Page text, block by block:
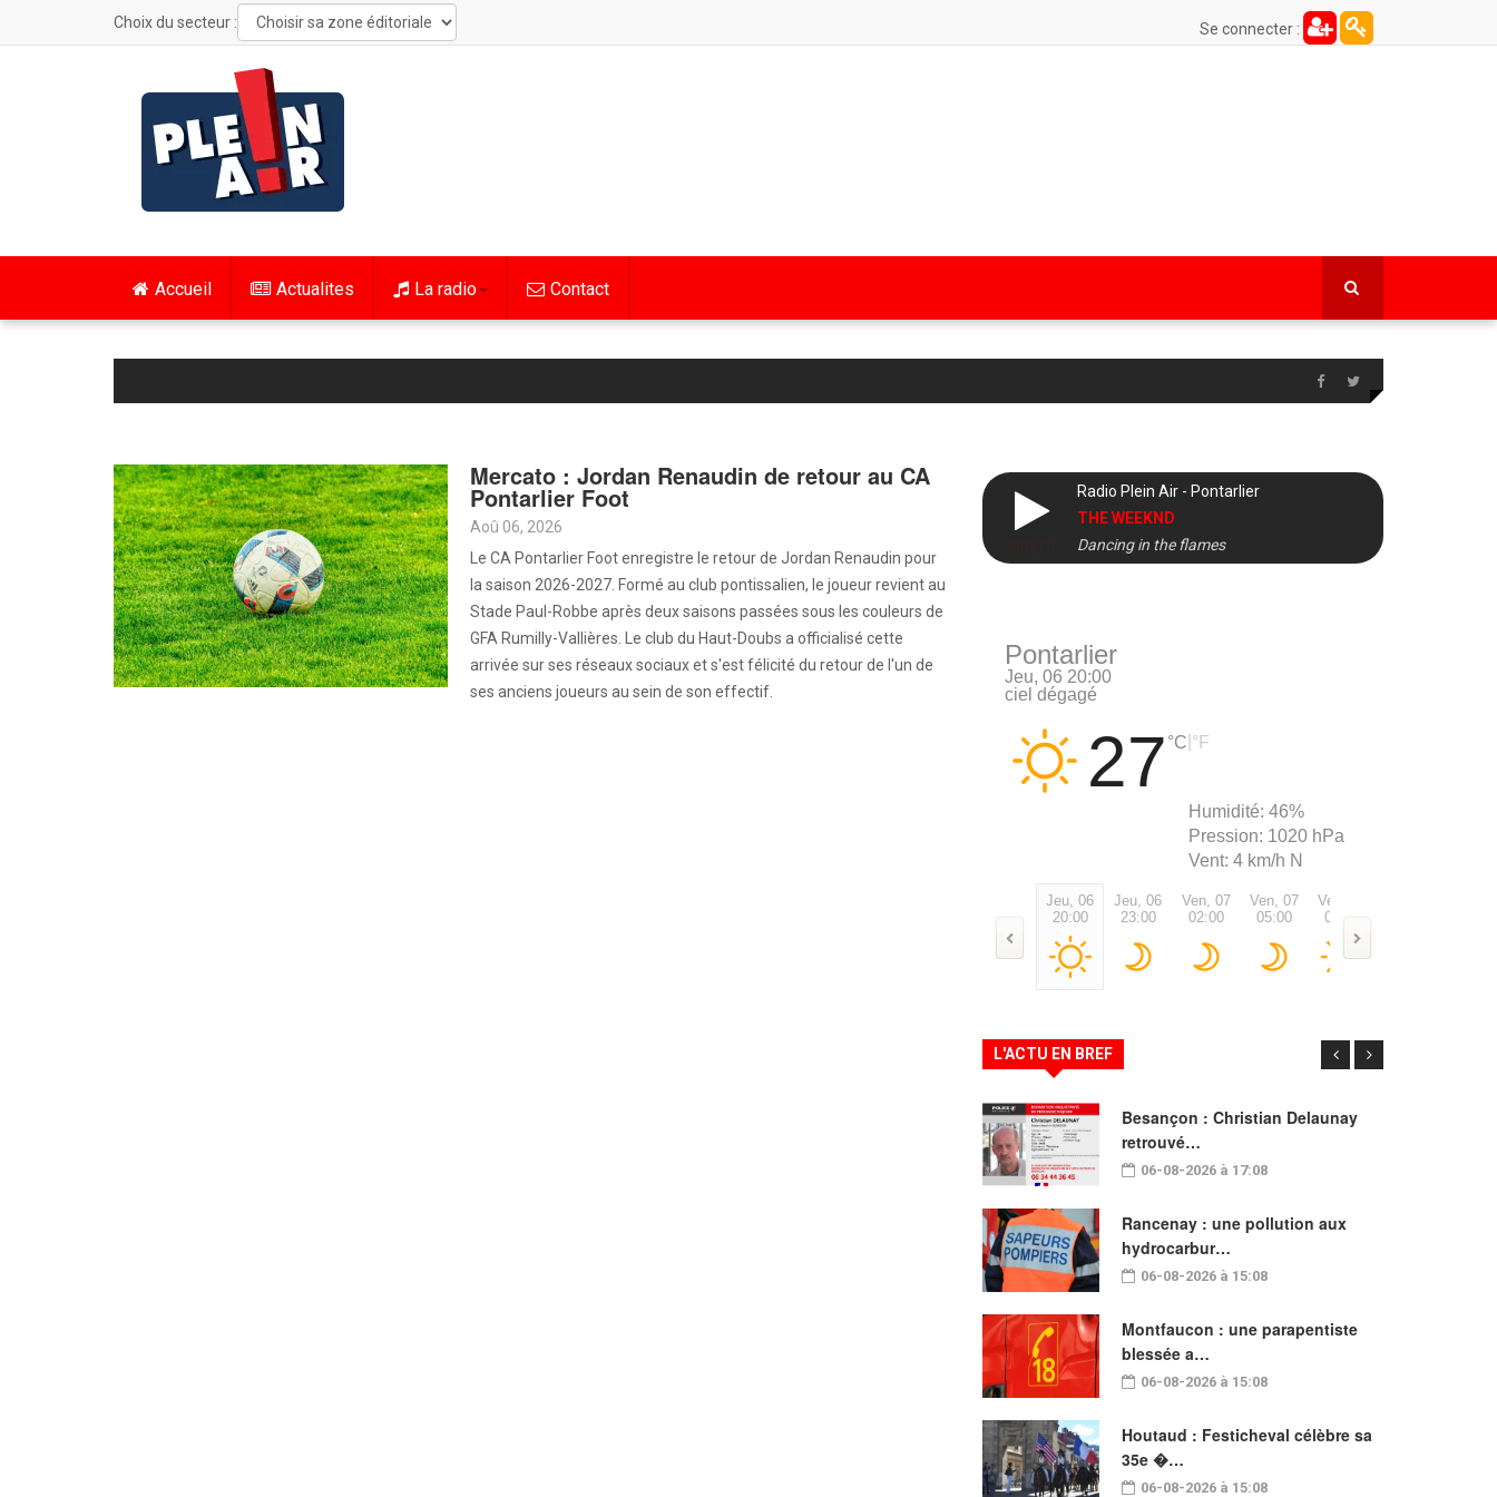
Choix du secteur : Se connecter :
Accueil Actualites La radio Contact
Mercato : Jordan Renaudin de retour au CA
Pontarlier Foot
Aoû 06, 2026
Le CA Pontarlier Foot enregistre le retour de Jordan Renaudin pour
la saison 2026-2027. Formé au club pontissalien, le joueur revient au
Stade Paul-Robbe après deux saisons passées sous les couleurs de
GFA Rumilly-Vallières. Le club du Haut-Doubs a officialisé cette
arrivée sur ses réseaux sociaux et s'est félicité du retour de l'un de
ses anciens joueurs au sein de son effectif.
Radio Plein Air - Pontarlier
THE WEEKND
Dancing in the flames
Pontarlier
Jeu, 06 20:00
ciel dégagé
27 °C °F
Humidité: 46%
Pression: 1020 hPa
Vent: 4 km/h N
Jeu, 06
20:00
Jeu, 06
23:00
Ven, 07
02:00
Ven, 07
05:00
Ven, 07
08:00
L'ACTU EN BREF
Besançon : Christian Delaunay
retrouvé…
06-08-2026 à 17:08
Rancenay : une pollution aux
hydrocarbur…
06-08-2026 à 15:08
Montfaucon : une parapentiste
blessée a…
06-08-2026 à 15:08
Houtaud : Festicheval célèbre sa
35e �…
06-08-2026 à 15:08